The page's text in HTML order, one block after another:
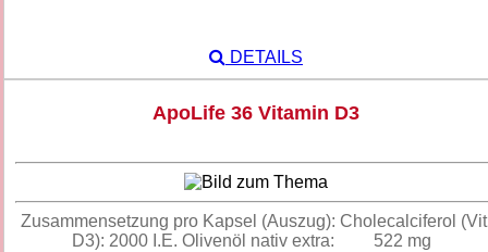
DETAILS
ApoLife 36 Vitamin D3
Zusammensetzung pro Kapsel (Auszug): Cholecalciferol
D3): 2000 I.E. Olivenöl nativ extra: 522 mg